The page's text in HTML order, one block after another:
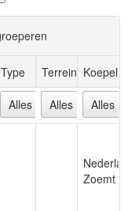
Type Terrein Koepel
Zoemt